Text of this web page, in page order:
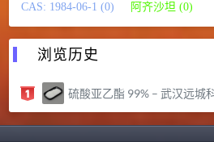
CAS: 1984-06-1 (0) 阿齐沙坦 (0)
浏览历史
硫酸亚乙酯 99% – 武汉远城